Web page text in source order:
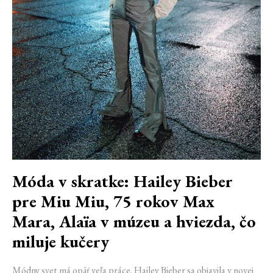
Móda v skratke: Hailey Bieber
pre Miu Miu, 75 rokov Max
Mara, Alaïa v múzeu a hviezda, čo
miluje kučery
Módny svet má opäť veľa práce. Hailey Bieber sa objavila v novej